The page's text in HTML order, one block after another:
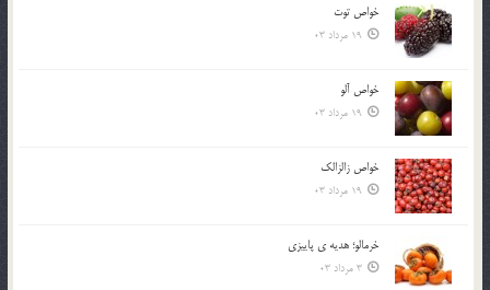
خواص توت
19 مرداد 03
خواص آلو
19 مرداد 03
خواص زالزالک
19 مرداد 03
خرمالو؛ هديه ي پاييزي
3 مرداد 03